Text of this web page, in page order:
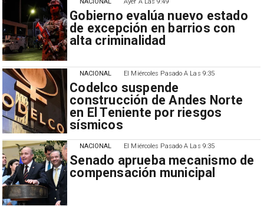
Gobierno evalúa nuevo estado
de excepción en barrios con
alta criminalidad
El Miércoles Pasado A Las 9:35
Codelco suspende
construcción de Andes Norte
en El Teniente por riesgos
sísmicos
NACIONAL
El Miércoles Pasado A Las 9:35
Senado aprueba mecanismo de
compensación municipal
NACIONAL